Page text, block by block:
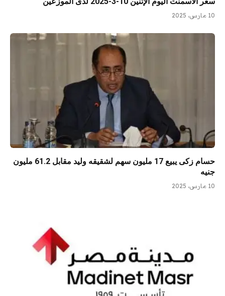
10 مارس، 2025
حسام زكى يبيع 17 مليون سهم لشقيقه وليد مقابل 61.2 مليون
جنيه
10 مارس، 2025